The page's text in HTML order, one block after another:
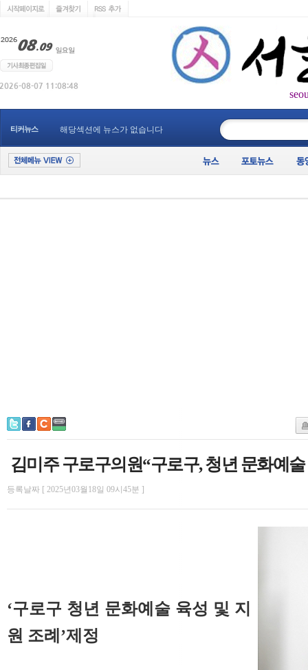
티커뉴스 해당섹션에 뉴스가 없습니다
김미주 구로구의원“구로구, 청년 문화예
등록날짜 [ 2025년03월18일 09시45분 ]
‘구로구 청년 문화예술 육성 및 지
원 조례’제정